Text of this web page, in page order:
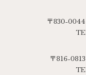
〒830-
〒816-